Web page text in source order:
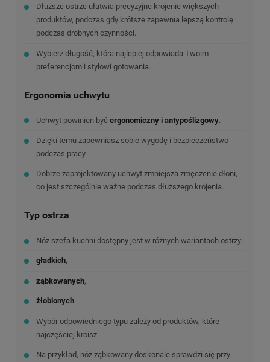
Dłuższe ostrze ułatwia precyzyjne krojenie większych
produktów, podczas gdy krótsze zapewnia lepszą kontrolę
podczas drobnych czynności.
Wybierz długość, która najlepiej odpowiada Twoim
preferencjom i stylowi gotowania.
Ergonomia uchwytu
Uchwyt powinien być ergonomiczny i antypoślizgowy.
Dzięki temu zapewniasz sobie wygodę i bezpieczeństwo
podczas pracy.
Dobrze zaprojektowany uchwyt zmniejsza zmęczenie dłoni,
co jest szczególnie ważne podczas dłuższego krojenia.
Typ ostrza
Nóż szefa kuchni dostępny jest w różnych wariantach ostrzy:
gładkich,
ząbkowanych,
żłobionych.
Wybór odpowiedniego typu zależy od produktów, które
najczęściej kroisz.
Na przykład, nóż ząbkowany doskonale sprawdzi się przy